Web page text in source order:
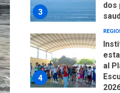
3
dos
4
al